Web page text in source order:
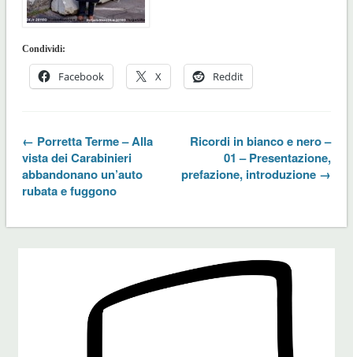
Condividi:
Facebook X Reddit
← Porretta Terme – Alla
vista dei Carabinieri
abbandonano un’auto
rubata e fuggono
Ricordi in bianco e nero –
01 – Presentazione,
prefazione, introduzione →